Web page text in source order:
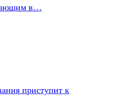
в…
приступит к